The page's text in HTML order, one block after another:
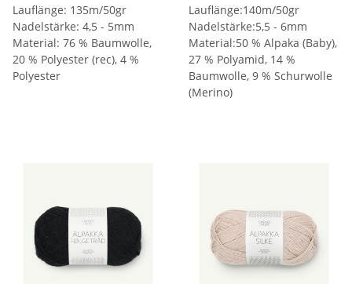
Lauflänge: 135m/50gr
Nadelstärke: 4,5 - 5mm
Material: 76 % Baumwolle,
20 % Polyester (rec), 4 %
Polyester
Lauflänge:140m/50gr
Nadelstärke:5,5 - 6mm
Material:50 % Alpaka (Baby),
27 % Polyamid, 14 %
Baumwolle, 9 % Schurwolle
(Merino)